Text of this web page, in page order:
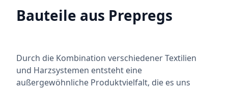
Bauteile aus Prepregs
Durch die Kombination verschiedener Textilien
und Harzsystemen entsteht eine
außergewöhnliche Produktvielfalt, die es uns